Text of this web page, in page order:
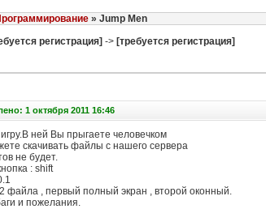
» Jump Men
регистрация] -> [требуется регистрация]
1 октября 2011 16:46
ней Вы прыгаете человечком
скачивать файлы с нашего сервера
не будет.
: shift
файла , первый полный экран , второй оконный.
и пожелания.